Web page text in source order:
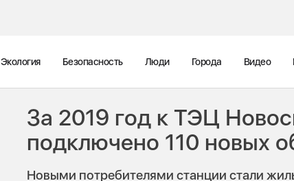
Экология Безопасность Люди Города Видео
За 2019 год к ТЭЦ
подключено 110 новых
Новыми потребителями станции стали